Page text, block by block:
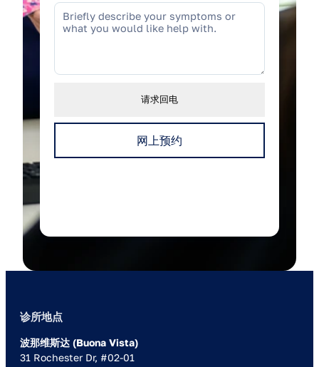
请求回电
网上预约
诊所地点
波那维斯达 (Buona Vista)
31 Rochester Dr, #02-01